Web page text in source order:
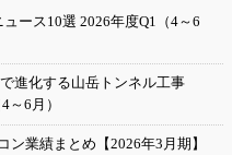
ュース10選 2026年度Q1（4～6
進化する山岳トンネル工事
～6月）
ン業績まとめ【2026年3月期】